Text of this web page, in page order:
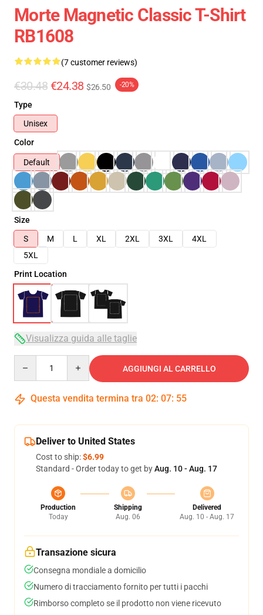
Morte Magnetic Classic T-Shirt
RB1608
(7 customer reviews)
€30.48 €24.38 $26.50 -20%
Type
Unisex
Color
Default
Size
S
M L XL 2XL 3XL
4XL
5XL
Print Location
Visualizza guida alle taglie
AGGIUNGI AL CARRELLO
Questa vendita termina tra 02: 07: 54
Deliver to United States
Cost to ship:$6.99
Standard - Order today to get byAug. 10 - Aug. 17
Production
Today
Shipping
Aug. 06
Delivered
Aug. 10 - Aug. 17
Transazione sicura
Consegna mondiale a domicilio
Numero di tracciamento fornito per tutti i pacchi
Rimborso completo se il prodotto non viene ricevuto